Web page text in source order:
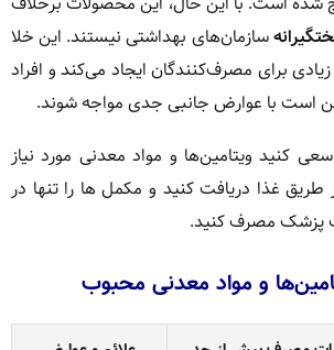
سازمان‌های بهداشتی نیستند. این خلا
برای مصرف‌کنندگان ایجاد می‌کند و افراد
است با عوارض جانبی جدی مواجه شوند.
کنید ویتامین‌ها و مواد معدنی مورد نیاز
طریق غذا دریافت کنید و مکمل ها را تنها در
پزشک مصرف کنید.
و مواد معدنی محبوب